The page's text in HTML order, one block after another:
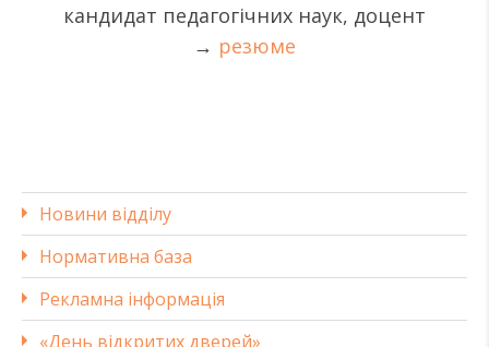
кандидат педагогічних наук, доцент
→ резюме
Новини відділу
Нормативна база
Рекламна інформація
«День відкритих дверей»